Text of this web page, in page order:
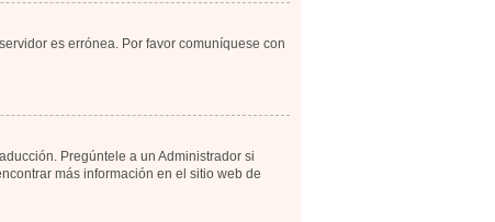
es errónea. Por favor comuníquese con
Pregúntele a un Administrador si
más información en el sitio web de